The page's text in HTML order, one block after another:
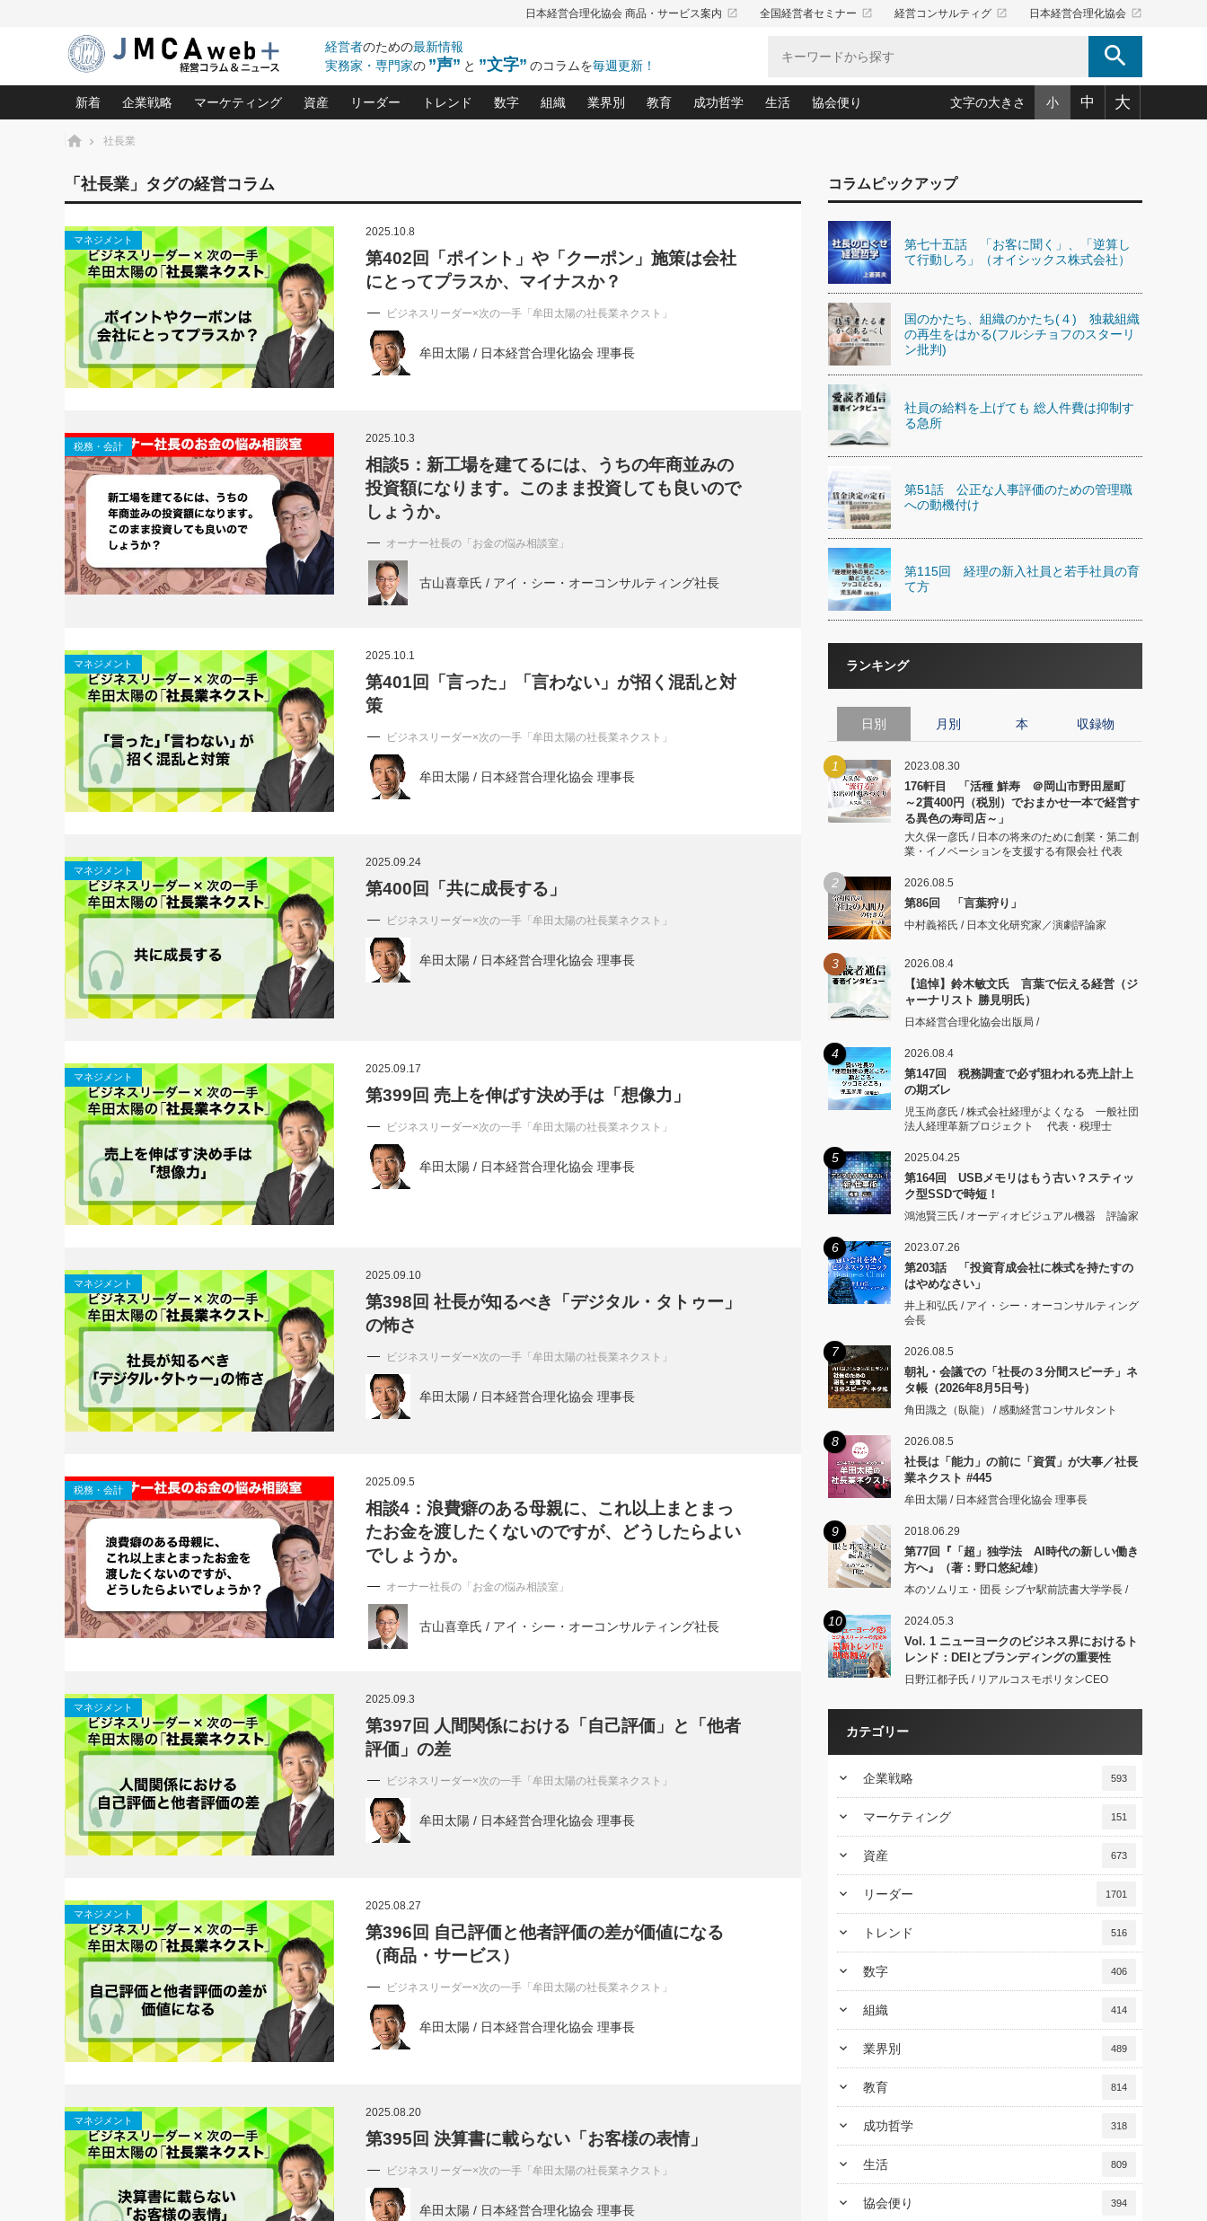
日本経営合理化協会 商品・サービス案内 launch 全国経営者セミナー launch 経営コンサルティグ launch 日本経営合理化協会 launch
経営者のための最新情報
実務家・専門家の ”声” と ”文字” のコラムを毎週更新！ search
新着
2026.08.5
朝礼・会議での「社長の３分間
スピーチ」ネタ帳（2026年8月5
日号）
2026.08.5
第109話 伝統的産品を21世紀
に生かし切る！
2026.08.5
第86回 「言葉狩り」
2026.08.5
社長は「能力」の前に「資質」
が大事／社長業ネクスト #445
2026.08.4
【追悼】鈴木敏文氏 言葉で伝
見明氏）
もっとみる
企業戦略
中小企業の「１位づくり」戦略(96)
利益を最大化する「業務改善」横田尚哉氏(5)
強い会社を築く ビジネス・クリニック(240)
日本レーザー「人を大切にしながら利益を上げる経営」の極意
(3)
武器としてのM&A入門(3)
社長のための“儲かる通販”戦略視点(151)
継続経営 百話百行(85)
マーケティング
ネット戦略成功の秘訣 圧倒的に儲かる仕組みづくり講座(12)
ビジネスを一瞬で制する！一流グローバル経営者は知ってい
ロングセラーの玉手箱(9)
大復活＆快進撃！ユニバーサルスタジオジャパンの成功要因と
最高の自分を表現する 成功イメージ戦略(77)
酒井光雄 成功事例に学ぶ繁栄企業のブランド戦略(39)
資産
どうなる金融業界(39)
中国経済の最新動向(204)
事業承継の前に、決めておきたい、知っておきたい、やってお
きたいコト(12)
会社と社長のための資産管理講座(95)
深読み企業分析(152)
リーダー
ビジネスリーダー×次の一手「牟田太陽の社長業ネクスト」
ピョートル・F・グジバチの『経営戦略の新常識』(12)
指導者たる者かくあるべし(635)
朝礼・会議での「社長の３分間スピーチ」ネタ帳(159)
楠木建の「経営知になる考え方」(57)
次もあなたにお願いしたいと思われる「一流の仕事術」(28)
酒井英之の社長のビジョン実現道場(10)
トレンド
北村森の「今月のヒット商品」(109)
次の売れ筋をつかむ術(102)
社長のメシの種 4.0(206)
数字
おカネが残る決算書にするために、やっておきたいこと(34)
強い決算書の会社はココが違う！(36)
損益分岐点を下げる、Ｐ／Ｌ不況時代の新戦略(12)
決算書の“見える化”術(12)
賢い社長の「経理財務の見どころ・勘どころ・ツッコミどこ
組織
中小企業の新たな法律リスク(178)
賃金決定の定石(68)
顧客・社員・社会から支持される「ウェルビーイング経営入
門」(23)
業界別
売れる住宅を創る 100の視点(100)
大久保一彦の“流行る”お店の仕組みづくり(210)
柿内幸夫─社長のための現場改善(174)
教育
あなただからお願いしたいと思われる 気配りの達人(127)
クレーム対応 実践マニュアル(92)
クレーム対応の新知識と新常識(57)
デキル社員に育てる！ 社員教育の決め手(203)
東川鷹年の「中小企業の人育て」(38)
業績アップにつながる！ワンランク上の手紙・メール術(100)
欧米資産家に学ぶ二世教育(100)
成功哲学
中国哲学に学ぶ 不況は会社守成の好機(38)
令和時代の「社長の人間力の磨き方」(86)
先人の名句名言の教え 東洋思想に学ぶ経営学(132)
渡部昇一の「日本の指導者たち」(32)
経営に活かす“十八史略”(30)
生活
おのころ心平の ──社長のための「か・ら・だマネジメント」
デジタルＡＶを味方に！新・仕事術(180)
リーダー脳の鍛え方(32)
ワインを楽しむ基礎レッスン(12)
必読！社長が読むべき今月の4冊(88)
眼と耳で楽しむ読書術(162)
社長の「氣」(30)
米国スポーツ・ビジネスに学ぶ心理学(98)
高橋一喜の『これぞ！"本物の温泉"』(157)
協会便り
「愛読者通信」著者インタビュー(44)
ビジネス見聞録 経営ニュース(100)
作間信司の経営無形庵(けいえいむぎょうあん)(166)
経営セミナー情報局(1)
繁栄への着眼点 牟田太陽(76)
講話を聞いて学ぼう 実学・耳学・磨く「ミミガク」のすすめ
(7)
文字の大きさ 小 中 大
ホーム 社長業
「社長業」タグの経営コラム
マネジメント
2025.10.8
第402回「ポイント」や「クーポン」施策は会社
にとってプラスか、マイナスか？
ビジネスリーダー×次の一手「牟田太陽の社長業ネクスト」
牟田太陽 / 日本経営合理化協会 理事長
税務・会計
2025.10.3
相談5：新工場を建てるには、うちの年商並みの
投資額になります。このまま投資しても良いので
しょうか。
オーナー社長の「お金の悩み相談室」
古山喜章氏 / アイ・シー・オーコンサルティング社長
マネジメント
2025.10.1
第401回「言った」「言わない」が招く混乱と対
策
ビジネスリーダー×次の一手「牟田太陽の社長業ネクスト」
牟田太陽 / 日本経営合理化協会 理事長
マネジメント
2025.09.24
第400回「共に成長する」
ビジネスリーダー×次の一手「牟田太陽の社長業ネクスト」
牟田太陽 / 日本経営合理化協会 理事長
マネジメント
2025.09.17
第399回 売上を伸ばす決め手は「想像力」
ビジネスリーダー×次の一手「牟田太陽の社長業ネクスト」
牟田太陽 / 日本経営合理化協会 理事長
マネジメント
2025.09.10
第398回 社長が知るべき「デジタル・タトゥー」
の怖さ
ビジネスリーダー×次の一手「牟田太陽の社長業ネクスト」
牟田太陽 / 日本経営合理化協会 理事長
税務・会計
2025.09.5
相談4：浪費癖のある母親に、これ以上まとまっ
たお金を渡したくないのですが、どうしたらよい
でしょうか。
オーナー社長の「お金の悩み相談室」
古山喜章氏 / アイ・シー・オーコンサルティング社長
マネジメント
2025.09.3
第397回 人間関係における「自己評価」と「他者
評価」の差
ビジネスリーダー×次の一手「牟田太陽の社長業ネクスト」
牟田太陽 / 日本経営合理化協会 理事長
マネジメント
2025.08.27
第396回 自己評価と他者評価の差が価値になる
（商品・サービス）
ビジネスリーダー×次の一手「牟田太陽の社長業ネクスト」
牟田太陽 / 日本経営合理化協会 理事長
マネジメント
2025.08.20
第395回 決算書に載らない「お客様の表情」
ビジネスリーダー×次の一手「牟田太陽の社長業ネクスト」
牟田太陽 / 日本経営合理化協会 理事長
コラムピックアップ
第七十五話 「お客に聞く」、「逆算し
て行動しろ」（オイシックス株式会社）
国のかたち、組織のかたち(４) 独裁組織
の再生をはかる(フルシチョフのスターリ
ン批判)
社員の給料を上げても 総人件費は抑制す
る急所
第51話 公正な人事評価のための管理職
への動機付け
第115回 経理の新入社員と若手社員の育
て方
ランキング
日別 月別 本 収録物
1 2023.08.30
176軒目 「活種 鮮寿 ＠岡山市野田屋町
～2貫400円（税別）でおまかせ一本で経営す
る異色の寿司店～」
大久保一彦氏 / 日本の将来のために創業・第二創
業・イノベーションを支援する有限会社 代表
2 2026.08.5
第86回 「言葉狩り」
中村義裕氏 / 日本文化研究家／演劇評論家
3 2026.08.4
【追悼】鈴木敏文氏 言葉で伝える経営（ジ
ャーナリスト 勝見明氏）
日本経営合理化協会出版局 /
4 2026.08.4
第147回 税務調査で必ず狙われる売上計上
の期ズレ
児玉尚彦氏 / 株式会社経理がよくなる 一般社団
法人経理革新プロジェクト 代表・税理士
5 2025.04.25
第164回 USBメモリはもう古い？スティッ
ク型SSDで時短！
鴻池賢三氏 / オーディオビジュアル機器 評論家
6 2023.07.26
第203話 「投資育成会社に株式を持たすの
はやめなさい」
井上和弘氏 / アイ・シー・オーコンサルティング
会長
7 2026.08.5
朝礼・会議での「社長の３分間スピーチ」ネ
タ帳（2026年8月5日号）
角田識之（臥龍） / 感動経営コンサルタント
8 2026.08.5
社長は「能力」の前に「資質」が大事／社長
業ネクスト #445
牟田太陽 / 日本経営合理化協会 理事長
9 2018.06.29
第77回『「超」独学法 AI時代の新しい働き
方へ』（著：野口悠紀雄）
本のソムリエ・団長 シブヤ駅前読書大学学長 /
10 2024.05.3
Vol. 1 ニューヨークのビジネス界におけるト
レンド：DEIとブランディングの重要性
日野江都子氏 / リアルコスモポリタンCEO
カテゴリー
keyboard_arrow_down 企業戦略 593
keyboard_arrow_down マーケティング 151
keyboard_arrow_down 資産 673
keyboard_arrow_down リーダー 1701
keyboard_arrow_down トレンド 516
keyboard_arrow_down 数字 406
keyboard_arrow_down 組織 414
keyboard_arrow_down 業界別 489
keyboard_arrow_down 教育 814
keyboard_arrow_down 成功哲学 318
keyboard_arrow_down 生活 809
keyboard_arrow_down 協会便り 394